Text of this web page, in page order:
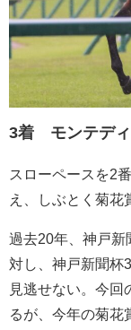
3着 モンテデ
スローペースを2
え、しぶとく菊花
過去20年、神戸新
対し、神戸新聞杯
見逃せない。今回
るが、今年の菊花